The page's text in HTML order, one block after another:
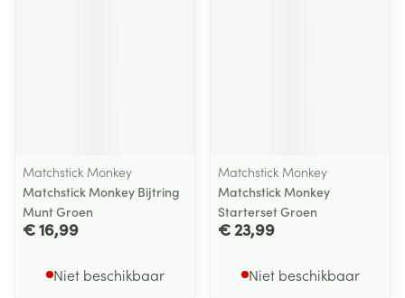
Matchstick Monkey
Matchstick Monkey Bijtring
Munt Groen
€ 16,99
Niet beschikbaar
Matchstick Monkey
Matchstick Monkey
Starterset Groen
€ 23,99
Niet beschikbaar